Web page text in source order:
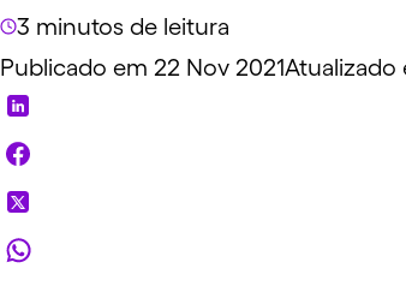
3 minutos de leitura
Publicado em 22 Nov 2021Atualizado